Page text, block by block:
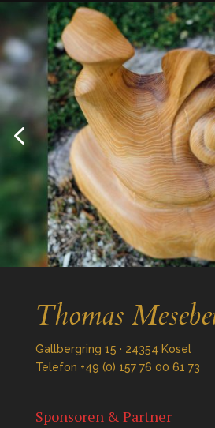
Gallbergring 15 · 24354 Kosel
Telefon +49 (0) 157 76 00 61 73
Sponsoren & Partner